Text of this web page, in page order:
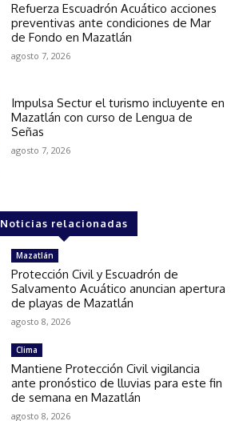
Refuerza Escuadrón Acuático acciones
preventivas ante condiciones de Mar
de Fondo en Mazatlán
agosto 7, 2026
Impulsa Sectur el turismo incluyente en
Mazatlán con curso de Lengua de
Señas
agosto 7, 2026
Noticias relacionadas
Mazatlán
Protección Civil y Escuadrón de
Salvamento Acuático anuncian apertura
de playas de Mazatlán
agosto 8, 2026
Clima
Mantiene Protección Civil vigilancia
ante pronóstico de lluvias para este fin
de semana en Mazatlán
agosto 8, 2026